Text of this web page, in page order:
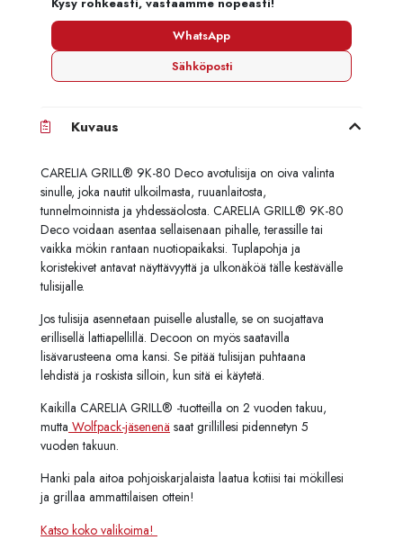
WhatsApp
Sähköposti
Kuvaus
CARELIA GRILL® 9K-80 Deco avotulisija on oiva valinta
sinulle, joka nautit ulkoilmasta, ruuanlaitosta,
tunnelmoinnista ja yhdessäolosta. CARELIA GRILL® 9K-80
Deco voidaan asentaa sellaisenaan pihalle, terassille tai
vaikka mökin rantaan nuotiopaikaksi. Tuplapohja ja
koristekivet antavat näyttävyyttä ja ulkonäköä tälle kestävälle
tulisijalle.
Jos tulisija asennetaan puiselle alustalle, se on suojattava
erillisellä lattiapellillä. Decoon on myös saatavilla
lisävarusteena oma kansi. Se pitää tulisijan puhtaana
lehdistä ja roskista silloin, kun sitä ei käytetä.
Kaikilla CARELIA GRILL® -tuotteilla on 2 vuoden takuu,
mutta Wolfpack-jäsenenä saat grillillesi pidennetyn 5
vuoden takuun.
Hanki pala aitoa pohjoiskarjalaista laatua kotiisi tai mökillesi
ja grillaa ammattilaisen ottein!
Katso koko valikoima!